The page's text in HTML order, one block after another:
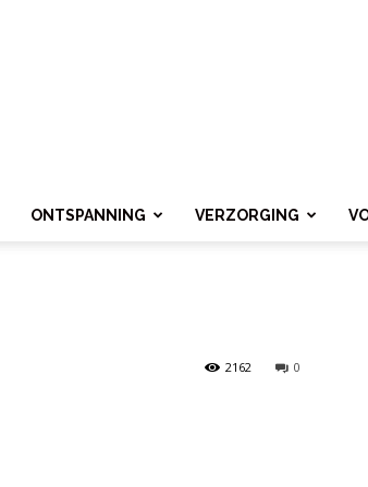
ONTSPANNING VERZORGING
0
2162